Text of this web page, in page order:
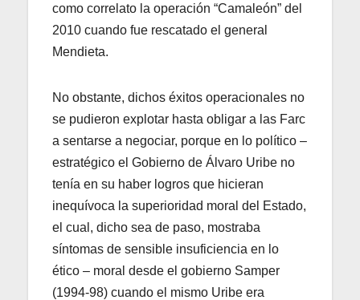
como correlato la operación “Camaleón” del
2010 cuando fue rescatado el general
Mendieta.
No obstante, dichos éxitos operacionales no
se pudieron explotar hasta obligar a las Farc
a sentarse a negociar, porque en lo político –
estratégico el Gobierno de Álvaro Uribe no
tenía en su haber logros que hicieran
inequívoca la superioridad moral del Estado,
el cual, dicho sea de paso, mostraba
síntomas de sensible insuficiencia en lo
ético – moral desde el gobierno Samper
(1994-98) cuando el mismo Uribe era